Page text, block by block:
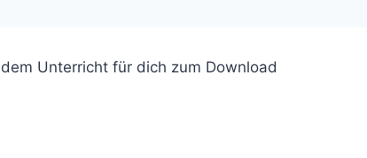
Unterricht für dich zum Download